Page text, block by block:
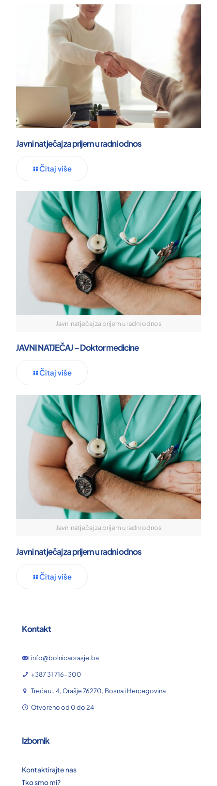
Javni natječaj za prijem u radni odnos
Čitaj više
Javni natječaj za prijem u radni odnos
JAVNI NATJEČAJ – Doktor medicine
Čitaj više
Javni natječaj za prijem u radni odnos
Javni natječaj za prijem u radni odnos
Čitaj više
Kontakt
info@bolnicaorasje.ba
+387 31 716-300
Treća ul. 4, Orašje 76270, Bosna i Hercegovina
Otvoreno od 0 do 24
Izbornik
Kontaktirajte nas
Tko smo mi?